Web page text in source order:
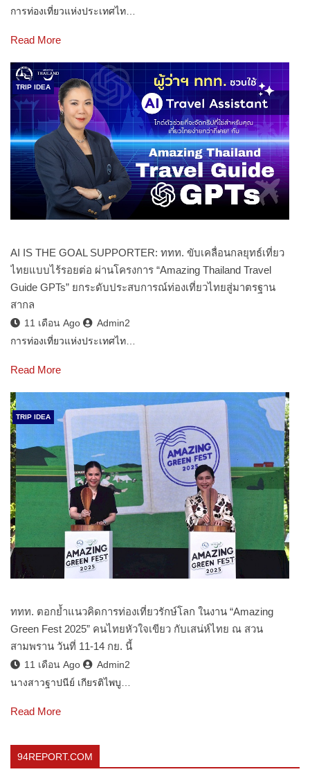
การท่องเที่ยวแห่งประเทศไท…
Read More
TRIP IDEA
AI IS THE GOAL SUPPORTER: ททท. ขับเคลื่อนกลยุทธ์เที่ยว
ไทยแบบไร้รอยต่อ ผ่านโครงการ “Amazing Thailand Travel
Guide GPTs” ยกระดับประสบการณ์ท่องเที่ยวไทยสู่มาตรฐาน
สากล
11 เดือน Ago
Admin2
การท่องเที่ยวแห่งประเทศไท…
Read More
TRIP IDEA
ททท. ตอกย้ำแนวคิดการท่องเที่ยวรักษ์โลก ในงาน “Amazing
Green Fest 2025” คนไทยหัวใจเขียว กับเสน่ห์ไทย ณ สวน
สามพราน วันที่ 11-14 กย. นี้
11 เดือน Ago
Admin2
นางสาวฐาปนีย์ เกียรติไพบู…
Read More
94REPORT.COM